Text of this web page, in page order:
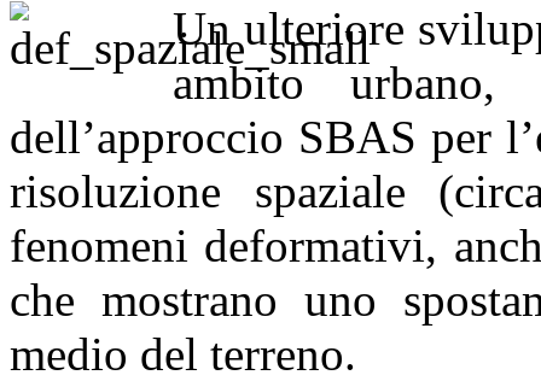
Un ulteriore
ambito
dell’approccio SBAS per
risoluzione spaziale
fenomeni deformativi,
che mostrano uno
medio del terreno.